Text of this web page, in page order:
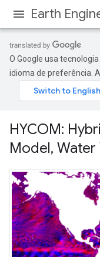
Earth
O Google usa
idioma de preferência.
HYCOM:
Model, Water